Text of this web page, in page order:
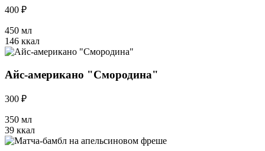
400 ₽
450 мл
146 ккал
Айс-американо "Смородина"
300 ₽
350 мл
39 ккал